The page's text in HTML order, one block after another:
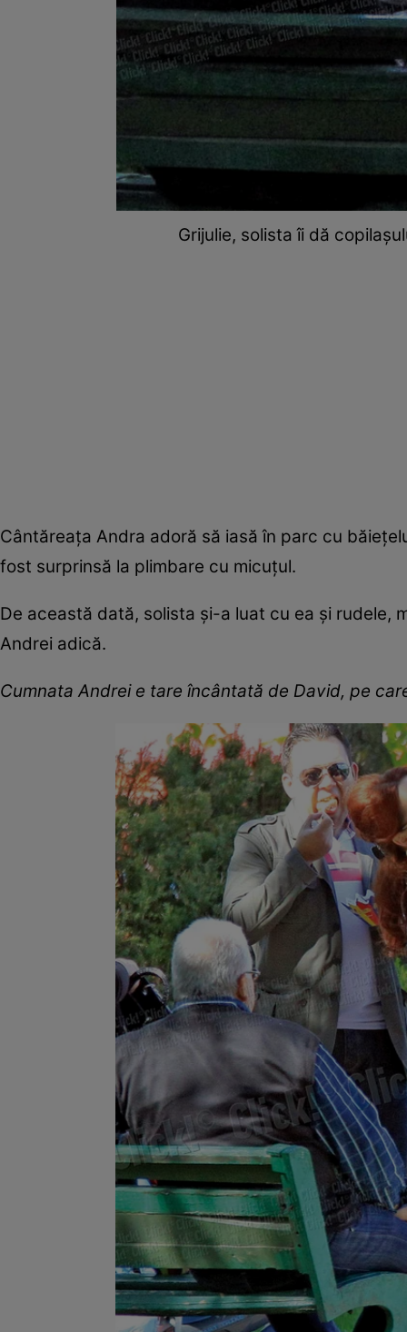
Grijulie, solista îi dă
Cântăreaţa Andra adoră să iasă în parc cu
fost surprinsă la plimbare cu micuţul.
De această dată, solista şi-a luat cu ea şi rudele,
Andrei adică.
Cumnata Andrei e tare încântată de David, pe